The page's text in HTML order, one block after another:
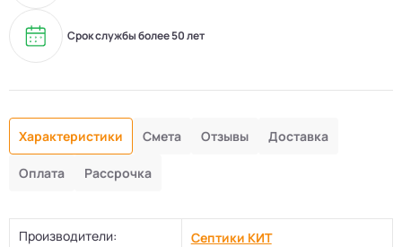
Срок службы более 50 лет
Характеристики Смета Отзывы Доставка
Оплата Рассрочка
Производители: Септики КИТ